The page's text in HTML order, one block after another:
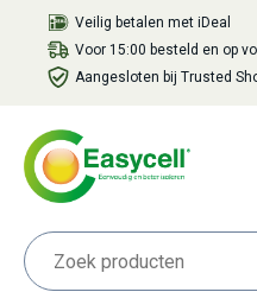
Veilig betalen met iDeal
Voor 15:00 besteld en op
Aangesloten bij Trusted